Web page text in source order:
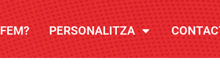
PERSONALITZA